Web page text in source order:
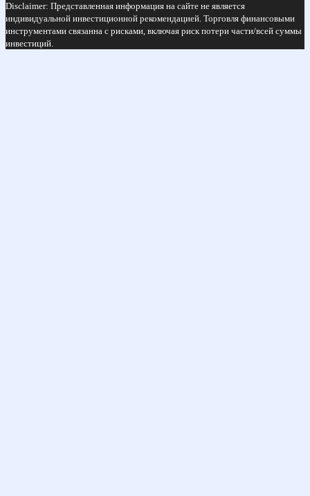
Disclaimer: Представленная информация на сайте не является
индивидуальной инвестиционной рекомендацией. Торговля финансовыми
инструментами связанна с рисками, включая риск потери части/всей суммы
инвестиций.